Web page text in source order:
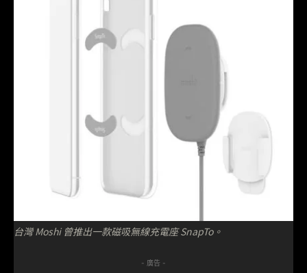
台灣 Moshi 曾推出一款磁吸無線充電座 SnapTo。
- 廣告 -